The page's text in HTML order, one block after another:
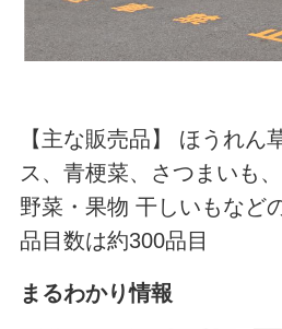
【主な販売品】 ほうれん
ス、青梗菜、さつまいも
野菜・果物 干しいもなど
品目数は約300品目
まるわかり情報